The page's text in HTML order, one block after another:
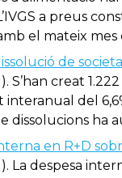
a preus
el mateix mes
de
S’han creat
del
dissolucions ha
en R+D
La despesa